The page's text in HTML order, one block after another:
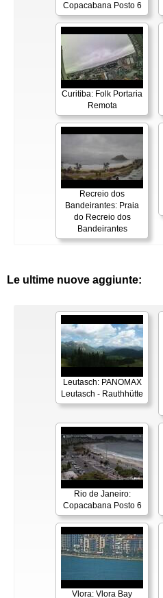
Copacabana Posto 6
Curitiba: Folk Portaria
Remota
Recreio dos
Bandeirantes: Praia
do Recreio dos
Bandeirantes
Le ultime nuove aggiunte:
Leutasch: PANOMAX
Leutasch - Rauthhütte
Rio de Janeiro:
Copacabana Posto 6
Vlora: Vlora Bay